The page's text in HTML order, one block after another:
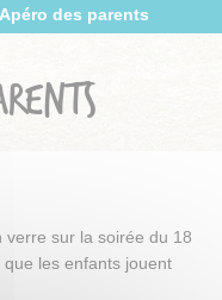
Apéro des parents
sur la soirée du 18
les enfants jouent